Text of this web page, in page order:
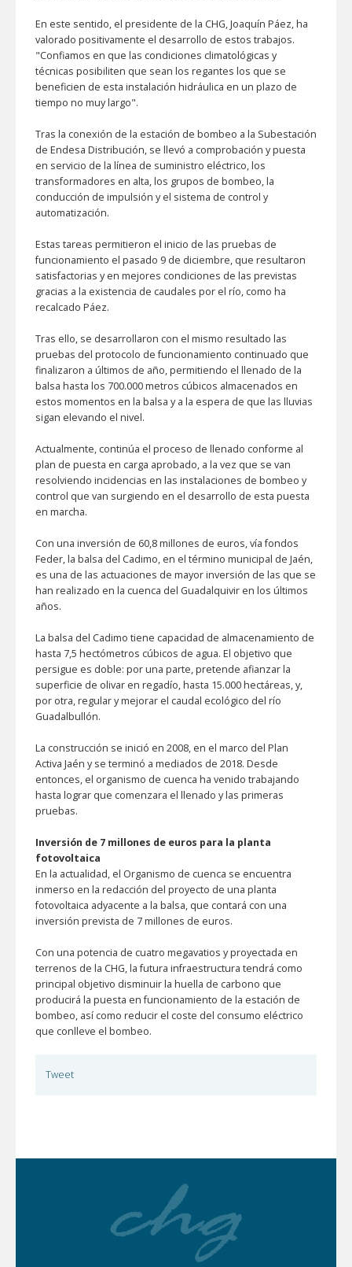
En este sentido, el presidente de la CHG, Joaquín Páez, ha
valorado positivamente el desarrollo de estos trabajos.
"Confiamos en que las condiciones climatológicas y
técnicas posibiliten que sean los regantes los que se
beneficien de esta instalación hidráulica en un plazo de
tiempo no muy largo".
Tras la conexión de la estación de bombeo a la Subestación
de Endesa Distribución, se llevó a comprobación y puesta
en servicio de la línea de suministro eléctrico, los
transformadores en alta, los grupos de bombeo, la
conducción de impulsión y el sistema de control y
automatización.
Estas tareas permitieron el inicio de las pruebas de
funcionamiento el pasado 9 de diciembre, que resultaron
satisfactorias y en mejores condiciones de las previstas
gracias a la existencia de caudales por el río, como ha
recalcado Páez.
Tras ello, se desarrollaron con el mismo resultado las
pruebas del protocolo de funcionamiento continuado que
finalizaron a últimos de año, permitiendo el llenado de la
balsa hasta los 700.000 metros cúbicos almacenados en
estos momentos en la balsa y a la espera de que las lluvias
sigan elevando el nivel.
Actualmente, continúa el proceso de llenado conforme al
plan de puesta en carga aprobado, a la vez que se van
resolviendo incidencias en las instalaciones de bombeo y
control que van surgiendo en el desarrollo de esta puesta
en marcha.
Con una inversión de 60,8 millones de euros, vía fondos
Feder, la balsa del Cadimo, en el término municipal de Jaén,
es una de las actuaciones de mayor inversión de las que se
han realizado en la cuenca del Guadalquivir en los últimos
años.
La balsa del Cadimo tiene capacidad de almacenamiento de
hasta 7,5 hectómetros cúbicos de agua. El objetivo que
persigue es doble: por una parte, pretende afianzar la
superficie de olivar en regadío, hasta 15.000 hectáreas, y,
por otra, regular y mejorar el caudal ecológico del río
Guadalbullón.
La construcción se inició en 2008, en el marco del Plan
Activa Jaén y se terminó a mediados de 2018. Desde
entonces, el organismo de cuenca ha venido trabajando
hasta lograr que comenzara el llenado y las primeras
pruebas.
Inversión de 7 millones de euros para la planta
fotovoltaica
En la actualidad, el Organismo de cuenca se encuentra
inmerso en la redacción del proyecto de una planta
fotovoltaica adyacente a la balsa, que contará con una
inversión prevista de 7 millones de euros.
Con una potencia de cuatro megavatios y proyectada en
terrenos de la CHG, la futura infraestructura tendrá como
principal objetivo disminuir la huella de carbono que
producirá la puesta en funcionamiento de la estación de
bombeo, así como reducir el coste del consumo eléctrico
que conlleve el bombeo.
Tweet